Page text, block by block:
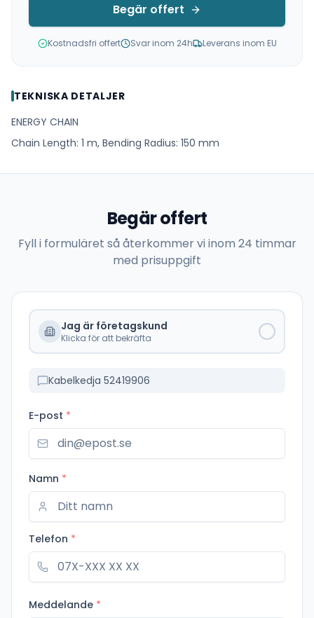
Begär offert
Kostnadsfri offert Svar inom 24h Leverans inom EU
TEKNISKA DETALJER
ENERGY CHAIN
Chain Length: 1 m, Bending Radius: 150 mm
Begär offert
Fyll i formuläret så återkommer vi inom 24 timmar
med prisuppgift
Jag är företagskund
Klicka för att bekräfta
Kabelkedja 52419906
E-post *
Namn *
Telefon *
Meddelande *